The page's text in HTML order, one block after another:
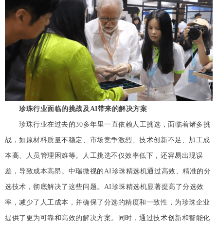
珍珠行业面临的挑战及AI带来的解决方案
珍珠行业在过去的30多年里一直依赖人工挑选，面临着诸多挑
战，如原材料质量不稳定、市场竞争激烈、技术创新不足、加工成
本高、人员管理困难等。人工挑选不仅效率低下，还容易出现误
差，导致成本高昂。中瑞微视的AI珍珠精选机通过高效、精准的分
选技术，彻底解决了这些问题。AI珍珠精选机显著提高了分选效
率，减少了人工成本，并确保了分选的精度和一致性，为珍珠企业
提供了更为可靠和高效的解决方案。同时，通过技术创新和智能化